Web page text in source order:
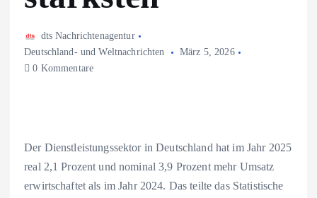
dts Nachrichtenagentur
Deutschland- und Weltnachrichten
März 5, 2026
0 Kommentare
Der Dienstleistungssektor in Deutschland hat im Jahr 2025
real 2,1 Prozent und nominal 3,9 Prozent mehr Umsatz
erwirtschaftet als im Jahr 2024. Das teilte das Statistische